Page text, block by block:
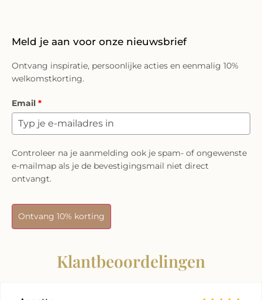
Meld je aan voor onze nieuwsbrief
Ontvang inspiratie, persoonlijke acties en eenmalig 10%
welkomstkorting.
Email *
Controleer na je aanmelding ook je spam- of ongewenste
e-mailmap als je de bevestigingsmail niet direct
ontvangt.
Ontvang 10% korting
Klantbeoordelingen